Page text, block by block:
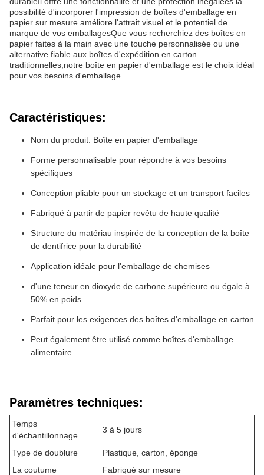
possibilité d'incorporer l'impression de boîtes d'emballage en
papier sur mesure améliore l'attrait visuel et le potentiel de
marque de vos emballagesQue vous recherchiez des boîtes en
papier faites à la main avec une touche personnalisée ou une
alternative fiable aux boîtes d'expédition en carton
traditionnelles,notre boîte en papier d'emballage est le choix idéal
pour vos besoins d'emballage.
Caractéristiques:
Nom du produit: Boîte en papier d'emballage
Forme personnalisable pour répondre à vos besoins
spécifiques
Conception pliable pour un stockage et un transport faciles
Fabriqué à partir de papier revêtu de haute qualité
Structure du matériau inspirée de la conception de la boîte
de dentifrice pour la durabilité
Application idéale pour l'emballage de chemises
d'une teneur en dioxyde de carbone supérieure ou égale à
50% en poids
Parfait pour les exigences des boîtes d'emballage en carton
Peut également être utilisé comme boîtes d'emballage
alimentaire
Paramètres techniques:
Temps
d'échantillonnage
3 à 5 jours
Type de doublure
Plastique, carton, éponge
La coutume
Fabriqué sur mesure